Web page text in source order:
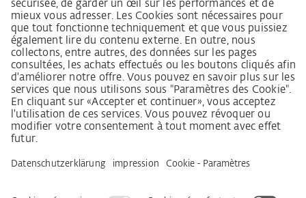
Lieferkettensorgfaltspflichtengesetz
Lieferantenkodex
Grundsatzerklärung Menschenrechtsstrategie
Beschwerdeverfahren
Mentions légales